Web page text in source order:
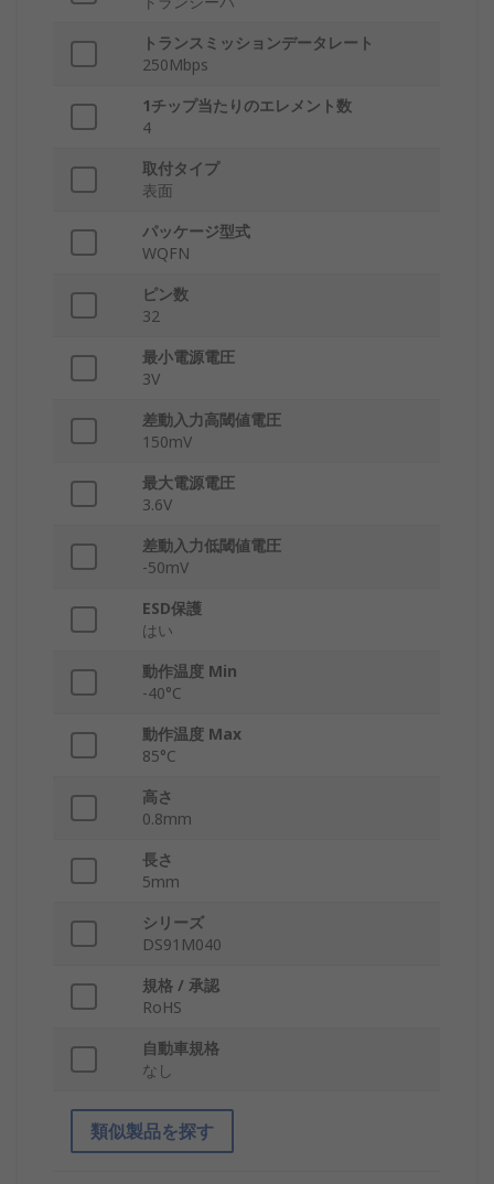
トランスミッションデータレート
250Mbps
1チップ当たりのエレメント数
4
取付タイプ
表面
パッケージ型式
WQFN
ピン数
32
最小電源電圧
3V
差動入力高閾値電圧
150mV
最大電源電圧
3.6V
差動入力低閾値電圧
-50mV
ESD保護
はい
動作温度 Min
-40°C
動作温度 Max
85°C
高さ
0.8mm
長さ
5mm
シリーズ
DS91M040
規格 / 承認
RoHS
自動車規格
なし
類似製品を探す